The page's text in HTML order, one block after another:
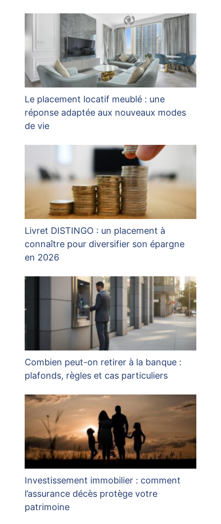
Le placement locatif meublé : une
réponse adaptée aux nouveaux modes
de vie
Livret DISTINGO : un placement à
connaître pour diversifier son épargne
en 2026
Combien peut-on retirer à la banque :
plafonds, règles et cas particuliers
Investissement immobilier : comment
l’assurance décès protège votre
patrimoine